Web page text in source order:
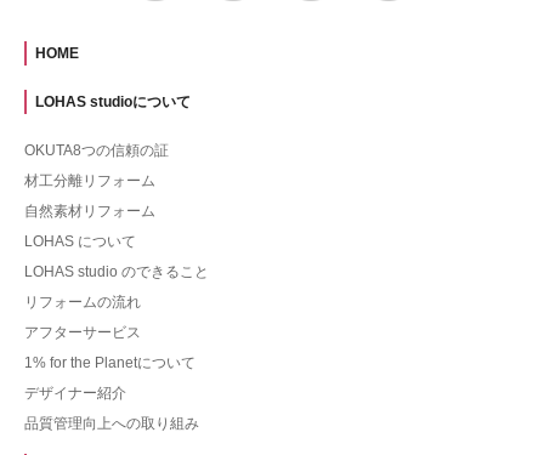
HOME
LOHAS studioについて
OKUTA8つの信頼の証
材工分離リフォーム
自然素材リフォーム
LOHAS について
LOHAS studio のできること
リフォームの流れ
アフターサービス
1% for the Planetについて
デザイナー紹介
品質管理向上への取り組み